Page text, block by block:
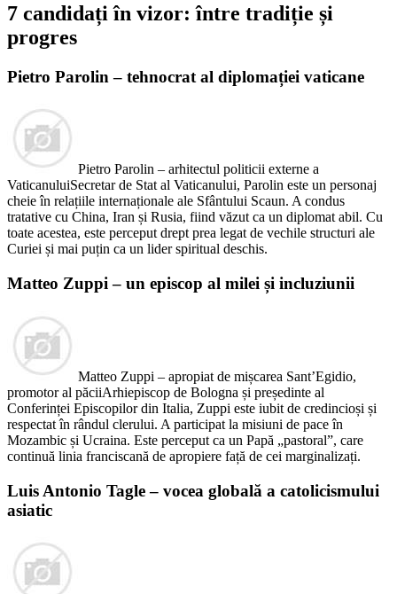
7 candidați în vizor: între tradiție și
progres
Pietro Parolin – tehnocrat al diplomației vaticane
Pietro Parolin – arhitectul politicii externe a
VaticanuluiSecretar de Stat al Vaticanului, Parolin este un personaj
cheie în relațiile internaționale ale Sfântului Scaun. A condus
tratative cu China, Iran și Rusia, fiind văzut ca un diplomat abil. Cu
toate acestea, este perceput drept prea legat de vechile structuri ale
Curiei și mai puțin ca un lider spiritual deschis.
Matteo Zuppi – un episcop al milei și incluziunii
Matteo Zuppi – apropiat de mișcarea Sant’Egidio,
promotor al păciiArhiepiscop de Bologna și președinte al
Conferinței Episcopilor din Italia, Zuppi este iubit de credincioși și
respectat în rândul clerului. A participat la misiuni de pace în
Mozambic și Ucraina. Este perceput ca un Papă „pastoral”, care
continuă linia franciscană de apropiere față de cei marginalizați.
Luis Antonio Tagle – vocea globală a catolicismului
asiatic